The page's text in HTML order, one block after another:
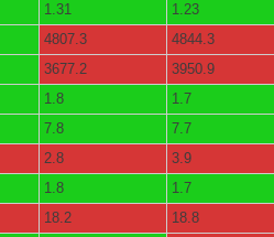
1.31 1.23
4807.3 4844.3
3677.2 3950.9
1.8 1.7
7.8 7.7
2.8 3.9
1.8 1.7
18.2 18.8